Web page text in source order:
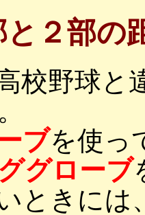
２部の
校野球と
ブを使っ
グローブ
ときには